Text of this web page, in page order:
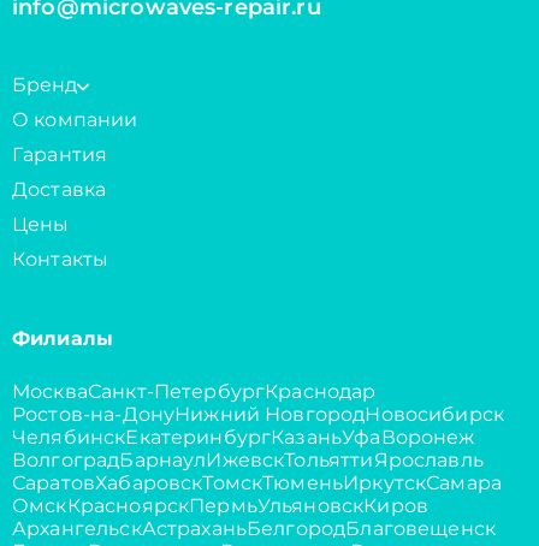
info@microwaves-repair.ru
Бренд
О компании
Гарантия
Доставка
Цены
Контакты
Филиалы
МоскваСанкт-ПетербургКраснодар
Ростов-на-ДонуНижний НовгородНовосибирск
ЧелябинскЕкатеринбургКазаньУфаВоронеж
ВолгоградБарнаулИжевскТольяттиЯрославль
СаратовХабаровскТомскТюменьИркутскСамара
ОмскКрасноярскПермьУльяновскКиров
АрхангельскАстраханьБелгородБлаговещенск